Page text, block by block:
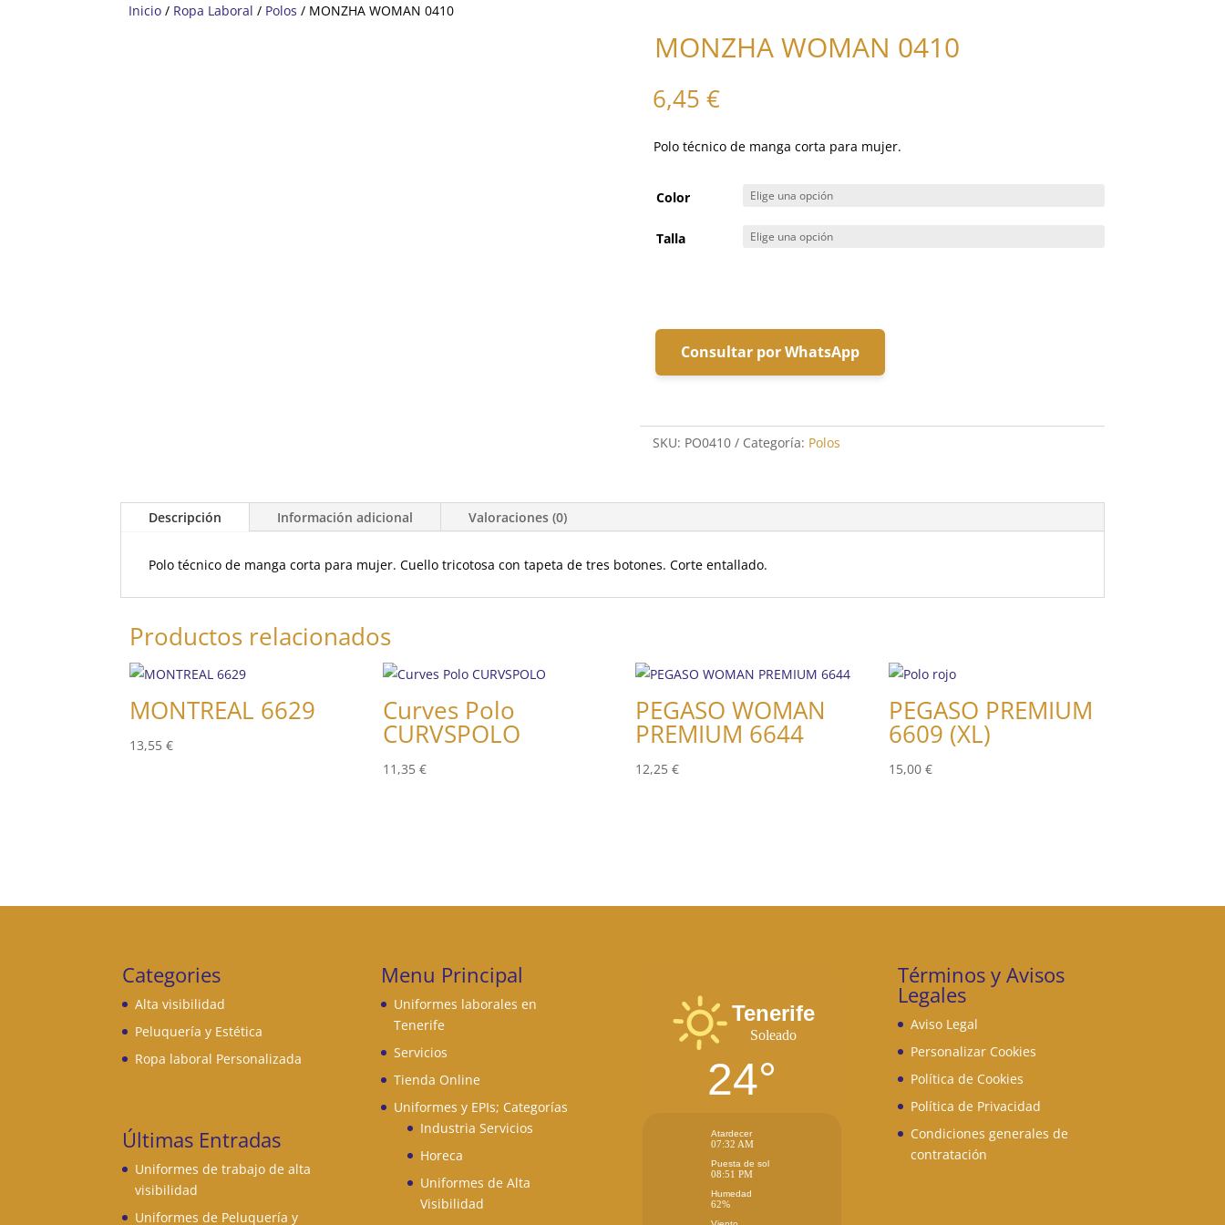
Inicio / Ropa Laboral / Polos / MONZHA WOMAN 0410
MONZHA WOMAN 0410
6,45 €
Polo técnico de manga corta para mujer.
Color
Talla
Consultar por WhatsApp
SKU: PO0410 Categoría: Polos
Descripción Información adicional Valoraciones (0)
Polo técnico de manga corta para mujer. Cuello tricotosa con tapeta de tres botones. Corte entallado.
Productos relacionados
MONTREAL 6629
13,55 €
Curves Polo
CURVSPOLO
11,35 €
PEGASO WOMAN
PREMIUM 6644
12,25€
PEGASO PREMIUM
6609 (XL)
15,00 €
Categories
Alta visibilidad
Peluquería y Estética
Ropa laboral Personalizada
Últimas Entradas
Uniformes de trabajo de alta
visibilidad
Uniformes de Peluquería y
Menu Principal
Uniformes laborales en
Tenerife
Servicios
Tienda Online
Uniformes y EPIs; Categorías
Industria Servicios
Horeca
Uniformes de Alta
Visibilidad
Tenerife
Soleado
24°
Atardecer
07:32 AM
Puesta de sol
08:51 PM
Humedad
62%
Términos y Avisos
Legales
Aviso Legal
Personalizar Cookies
Política de Cookies
Política de Privacidad
Condiciones generales de
contratación